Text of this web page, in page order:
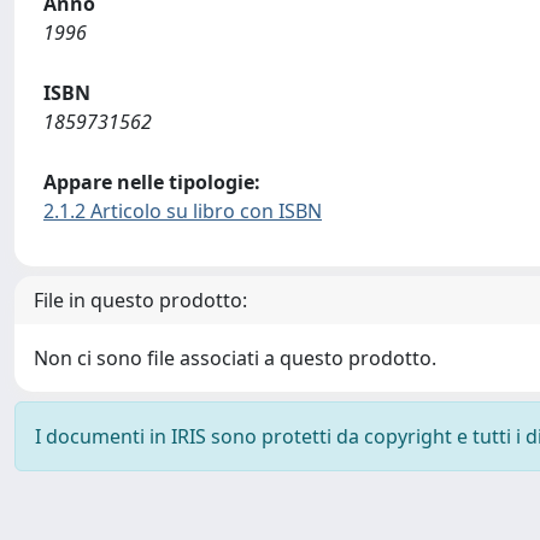
1996
ISBN
1859731562
Appare nelle tipologie:
2.1.2 Articolo su libro con ISBN
File in questo prodotto:
Non ci sono file associati a questo prodotto.
I documenti in IRIS sono protetti da copyright e tutti i